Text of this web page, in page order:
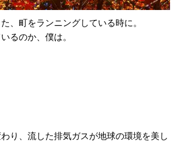
、町をランニングしている時に。
るのか、僕は。
り、流した排気ガスが地球の環境を美し